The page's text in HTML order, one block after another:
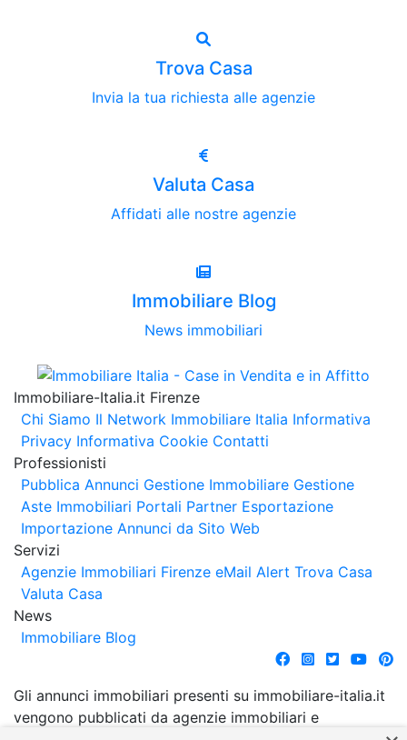
Trova Casa
Invia la tua richiesta alle agenzie
Valuta Casa
Affidati alle nostre agenzie
Immobiliare Blog
News immobiliari
Immobiliare-Italia.it Firenze
Chi Siamo Il Network Immobiliare Italia Informativa
Privacy Informativa Cookie Contatti
Professionisti
Pubblica Annunci Gestione Immobiliare Gestione
Aste Immobiliari Portali Partner Esportazione
Importazione Annunci da Sito Web
Servizi
Agenzie Immobiliari Firenze eMail Alert Trova Casa
Valuta Casa
News
Immobiliare Blog
Gli annunci immobiliari presenti su immobiliare-italia.it
vengono pubblicati da agenzie immobiliari e